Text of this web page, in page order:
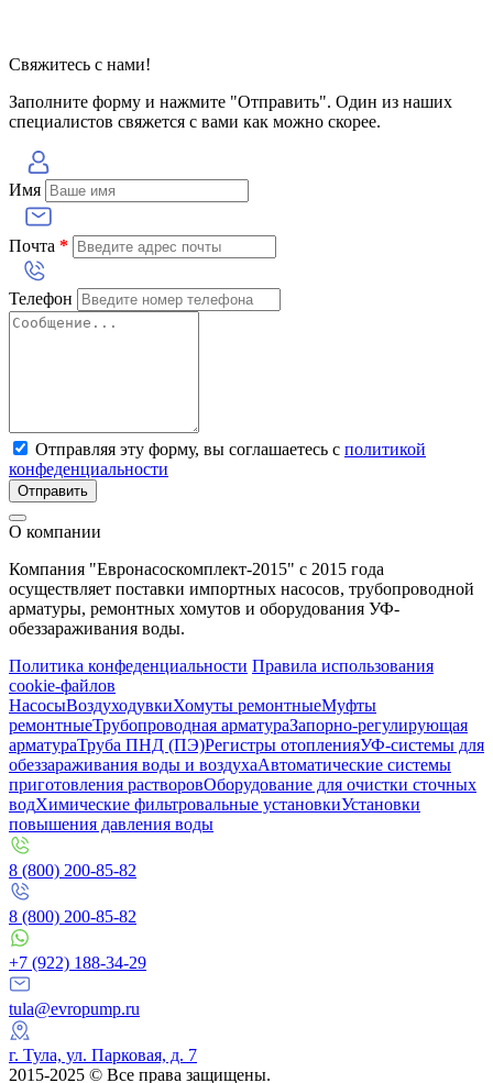
Свяжитесь с нами!
Заполните форму и нажмите "Отправить". Один из наших
специалистов свяжется с вами как можно скорее.
Имя
Почта *
Телефон
Отправляя эту форму, вы соглашаетесь с политикой
конфеденциальности
Отправить
О компании
Компания "Евронасоскомплект-2015" с 2015 года
осуществляет поставки импортных насосов, трубопроводной
арматуры, ремонтных хомутов и оборудования УФ-
обеззараживания воды.
Политика конфеденциальности Правила использования
cookie-файлов
НасосыВоздуходувкиХомуты ремонтныеМуфты
ремонтныеТрубопроводная арматураЗапорно-регулирующая
арматураТруба ПНД (ПЭ)Регистры отопленияУФ-системы для
обеззараживания воды и воздухаАвтоматические системы
приготовления растворовОборудование для очистки сточных
водХимические фильтровальные установкиУстановки
повышения давления воды
8 (800) 200-85-82
8 (800) 200-85-82
+7 (922) 188-34-29
tula@evropump.ru
г. Тула,​ ул. Парковая, д. 7
2015-2025 © Все права защищены.